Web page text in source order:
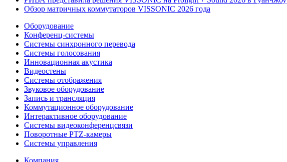
Обзор матричных коммутаторов VISSONIC 2026 года
Оборудование
Конференц-системы
Системы синхронного перевода
Системы голосования
Инновационная акустика
Видеостены
Системы отображения
Звуковое оборудование
Запись и трансляция
Коммутационное оборудование
Интерактивное оборудование
Системы видеоконференцсвязи
Поворотные PTZ-камеры
Системы управления